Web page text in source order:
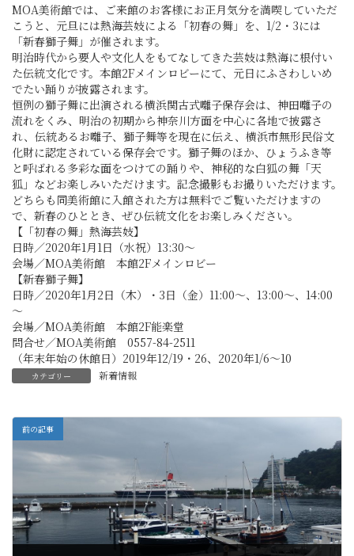
MOA美術館では、ご来館のお客様にお正月気分を満喫していただ
こうと、元旦には熱海芸妓による「初春の舞」を、1/2・3には
「新春獅子舞」が催されます。
明治時代から要人や文化人をもてなしてきた芸妓は熱海に根付い
た伝統文化です。本館2Fメインロビーにて、元日にふさわしいめ
でたい踊りが披露されます。
恒例の獅子舞に出演される横浜関古式囃子保存会は、神田囃子の
流れをくみ、明治の初期から神奈川方面を中心に各地で披露さ
れ、伝統あるお囃子、獅子舞等を現在に伝え、横浜市無形民俗文
化財に認定されている保存会です。獅子舞のほか、ひょうふき等
と呼ばれる多彩な面をつけての踊りや、神秘的な白狐の舞「天
狐」などお楽しみいただけます。記念撮影もお撮りいただけます。
どちらも同美術館に入館された方は無料でご覧いただけますの
で、新春のひととき、ぜひ伝統文化をお楽しみください。
【「初春の舞」熱海芸妓】
日時／2020年1月1日（水祝）13:30～
会場／MOA美術館 本館2Fメインロビー
【新春獅子舞】
日時／2020年1月2日（木）・3日（金）11:00～、13:00～、14:00
～
会場／MOA美術館 本館2F能楽堂
問合せ／MOA美術館 0557-84-2511
（年末年始の休館日）2019年12/19・26、2020年1/6～10
カテゴリー 新着情報
前の記事